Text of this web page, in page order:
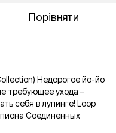
Порівняти
Недорогое йо-йо
требующее ухода –
себя в лупинге! Loop
Соединенных